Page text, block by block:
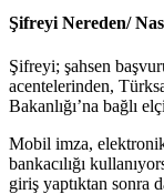
Şifreyi Nereden/
Şifreyi; şahsen
acentelerinden,
Bakanlığı’na bağlı
Mobil imza,
bankacılığı
giriş yaptıktan sonra